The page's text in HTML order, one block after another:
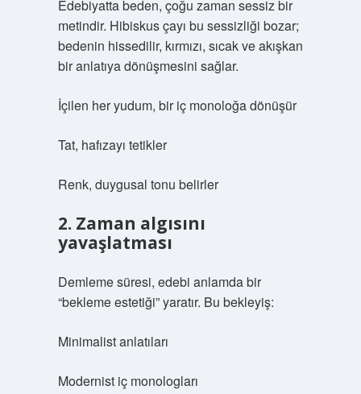
Edebiyatta beden, çoğu zaman sessiz bir
metindir. Hibiskus çayı bu sessizliği bozar;
bedenin hissedilir, kırmızı, sıcak ve akışkan
bir anlatıya dönüşmesini sağlar.
İçilen her yudum, bir iç monoloğa dönüşür
Tat, hafızayı tetikler
Renk, duygusal tonu belirler
2. Zaman algısını
yavaşlatması
Demleme süresi, edebi anlamda bir
“bekleme estetiği” yaratır. Bu bekleyiş:
Minimalist anlatıları
Modernist iç monologları